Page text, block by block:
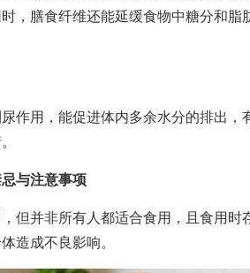
，膳食纤维还能延缓食物中糖分和脂
用，能促进体内多余水分的排出，
与注意事项
并非所有人都适合食用，且食用时
造成不良影响。